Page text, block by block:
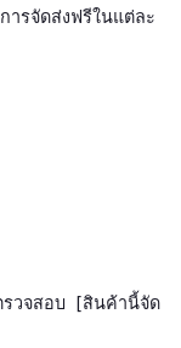
ารจัดส่งฟรีในแต่ละ
รวจสอบ [สินค้านี้จัด